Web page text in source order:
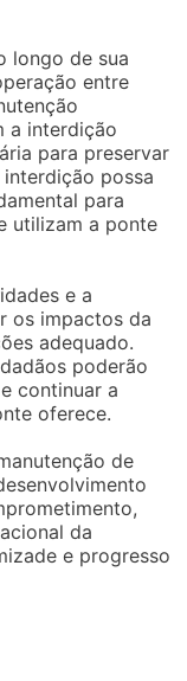
longo de sua
entre
a interdição
para preservar
possa
para
utilizam a ponte
e a
os impactos da
adequado.
poderão
continuar a
oferece.
de
da
e progresso